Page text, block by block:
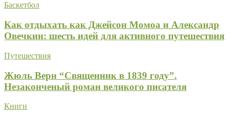
Баскетбол
Как отдыхать как Джейсон Момоа и Александр
Овечкин: шесть идей для активного путешествия
Путешествия
Жюль Верн “Священник в 1839 году”.
Незаконченый роман великого писателя
Книги